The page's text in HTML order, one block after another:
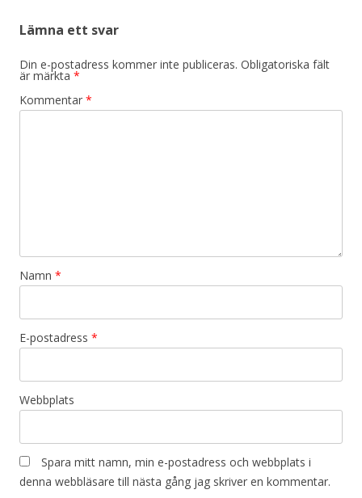
Lämna ett svar
Din e-postadress kommer inte publiceras. Obligatoriska fält
är märkta *
Kommentar *
Namn *
E-postadress *
Webbplats
Spara mitt namn, min e-postadress och webbplats i
denna webbläsare till nästa gång jag skriver en kommentar.